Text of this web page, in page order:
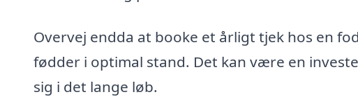
Overvej endda at booke et årligt tjek hos en
fødder i optimal stand. Det kan være en
sig i det lange løb.